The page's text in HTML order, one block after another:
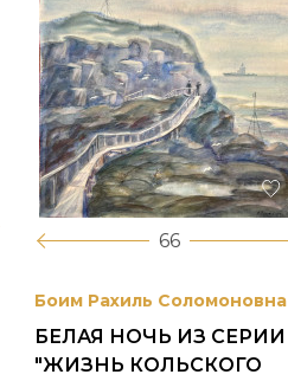
66
Боим Рахиль Соломоновна
БЕЛАЯ НОЧЬ ИЗ СЕРИИ
"ЖИЗНЬ КОЛЬСКОГО